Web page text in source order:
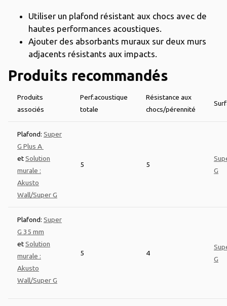
Utiliser un plafond résistant aux chocs avec de
hautes performances acoustiques.
Ajouter des absorbants muraux sur deux murs
adjacents résistants aux impacts.
Produits recommandés
Produits
associés
Perf.acoustique
totale
Résistance aux
chocs/pérennité
Plafond: Super
G Plus A
etSolution
murale :
Akusto
Wall/Super G
5 5
G
Plafond: Super
G 35 mm
etSolution
murale :
Akusto
Wall/Super G
5 4
G